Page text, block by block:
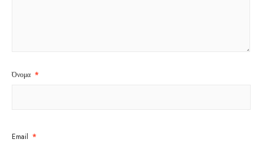
Όνομα *
Email *